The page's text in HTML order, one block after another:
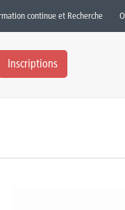
continue et Recherche
Inscriptions